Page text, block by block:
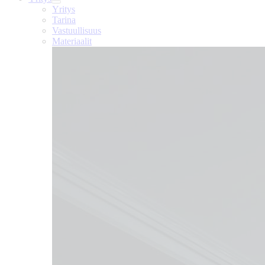
Yritys
Tarina
Vastuullisuus
Materiaalit